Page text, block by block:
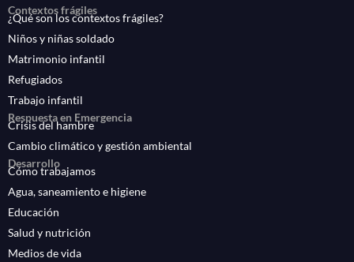
Contextos frágiles
¿Qué son los contextos frágiles?
Niños y niñas soldado
Matrimonio infantil
Refugiados
Trabajo infantil
Respuesta en Emergencia
Crisis del hambre
Cambio climático y gestión ambiental
Desarrollo
Cómo trabajamos
Agua, saneamiento e higiene
Educación
Salud y nutrición
Medios de vida